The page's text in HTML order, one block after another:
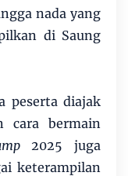
nada yang
di Saung
peserta diajak
cara bermain
2025 juga
keterampilan